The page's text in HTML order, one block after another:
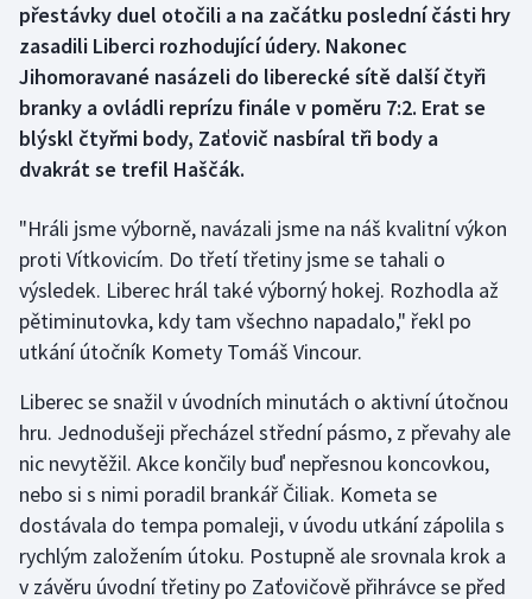
Box
Curling
Dostihy
Futsal
Golf
Gymnastika
Házená
Jezdectví
Judo
Krasobruslení
přestávky duel otočili a na začátku poslední části hry
zasadili Liberci rozhodující údery. Nakonec
Jihomoravané nasázeli do liberecké sítě další čtyři
branky a ovládli reprízu finále v poměru 7:2. Erat se
blýskl čtyřmi body, Zaťovič nasbíral tři body a
dvakrát se trefil Haščák.
"Hráli jsme výborně, navázali jsme na náš kvalitní výkon
proti Vítkovicím. Do třetí třetiny jsme se tahali o
výsledek. Liberec hrál také výborný hokej. Rozhodla až
pětiminutovka, kdy tam všechno napadalo," řekl po
utkání útočník Komety Tomáš Vincour.
Liberec se snažil v úvodních minutách o aktivní útočnou
hru. Jednodušeji přecházel střední pásmo, z převahy ale
nic nevytěžil. Akce končily buď nepřesnou koncovkou,
nebo si s nimi poradil brankář Čiliak. Kometa se
dostávala do tempa pomaleji, v úvodu utkání zápolila s
rychlým založením útoku. Postupně ale srovnala krok a
v závěru úvodní třetiny po Zaťovičově přihrávce se před